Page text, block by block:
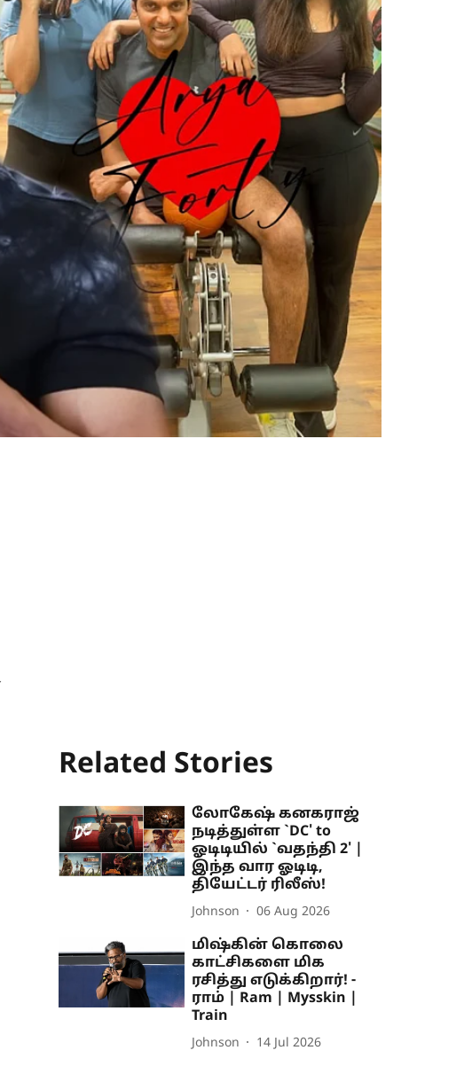
Related Stories
லோகேஷ் கனகராஜ்
நடித்துள்ள `DC' to
ஓடிடியில் `வதந்தி 2' |
இந்த வார ஓடிடி,
தியேட்டர் ரிலீஸ்!
Johnson 06 Aug 2026
மிஷ்கின் கொலை
காட்சிகளை மிக
ரசித்து எடுக்கிறார்! -
ராம் | Ram | Mysskin |
Train
Johnson 14 Jul 2026